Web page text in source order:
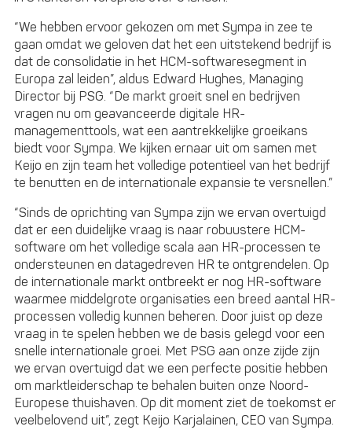
“We hebben ervoor gekozen om met Sympa in zee te
gaan omdat we geloven dat het een uitstekend bedrijf is
dat de consolidatie in het HCM-softwaresegment in
Europa zal leiden”, aldus Edward Hughes, Managing
Director bij PSG. “De markt groeit snel en bedrijven
vragen nu om geavanceerde digitale HR-
managementtools, wat een aantrekkelijke groeikans
biedt voor Sympa. We kijken ernaar uit om samen met
Keijo en zijn team het volledige potentieel van het bedrijf
te benutten en de internationale expansie te versnellen.”
“Sinds de oprichting van Sympa zijn we ervan overtuigd
dat er een duidelijke vraag is naar robuustere HCM-
software om het volledige scala aan HR-processen te
ondersteunen en datagedreven HR te ontgrendelen. Op
de internationale markt ontbreekt er nog HR-software
waarmee middelgrote organisaties een breed aantal HR-
processen volledig kunnen beheren. Door juist op deze
vraag in te spelen hebben we de basis gelegd voor een
snelle internationale groei. Met PSG aan onze zijde zijn
we ervan overtuigd dat we een perfecte positie hebben
om marktleiderschap te behalen buiten onze Noord-
Europese thuishaven. Op dit moment ziet de toekomst er
veelbelovend uit”, zegt Keijo Karjalainen, CEO van Sympa.